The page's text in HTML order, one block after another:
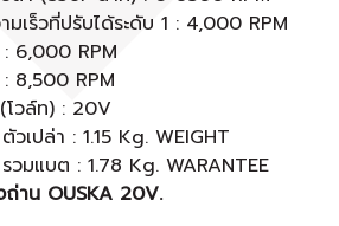
มเร็วที่ปรับได้ระดับ 1 : 4,000 RPM
6,000 RPM
8,500 RPM
วล์ท) : 20V
เปล่า : 1.15 Kg. WEIGHT
มแบต : 1.78 Kg. WARANTEE
ถ่าน OUSKA 20V.